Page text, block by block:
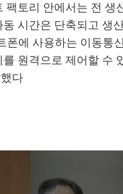
팩토리 안에서는 전 생
시간은 단축되고 생
폰에 사용하는 이동통
원격으로 제어할 수
다